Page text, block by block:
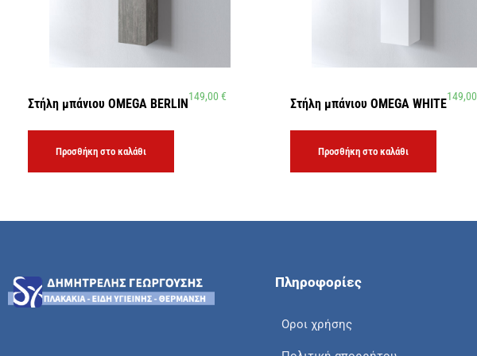
Στήλη μπάνιου OMEGA BERLIN149,00 €
Προσθήκη στο καλάθι
Στήλη μπάνιου OMEGA WHITE149,00
Προσθήκη στο καλάθι
Πληροφορίες
Οροι χρήσης